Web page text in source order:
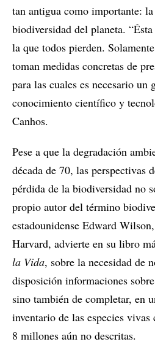
tan antigua como importante:
biodiversidad del planeta.
la que todos pierden.
toman medidas concretas de
para las cuales es necesario un
conocimiento científico y
Canhos.
Pese a que la degradación
década de 70, las perspectivas
pérdida de la biodiversidad no
propio autor del término
estadounidense Edward
Harvard, advierte en su libro
la Vida, sobre la necesidad de
disposición informaciones
sino también de completar, en
inventario de las especies
8 millones aún no descritas.